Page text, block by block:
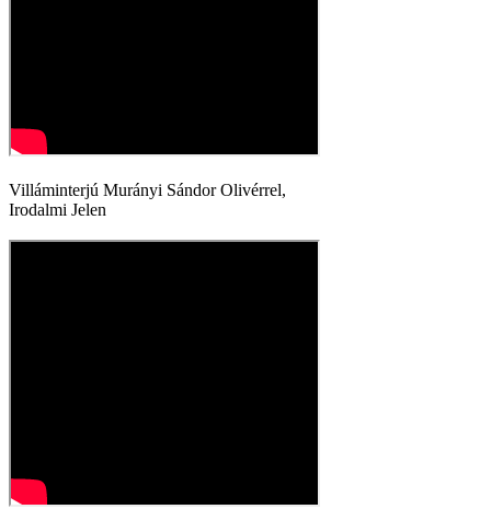
Villáminterjú Murányi Sándor Olivérrel,
Irodalmi Jelen